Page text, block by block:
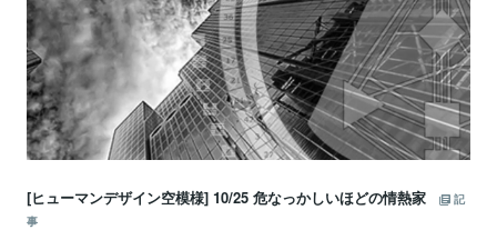
[ヒューマンデザイン空模様] 10/25 危なっかしいほどの情熱家
記
事